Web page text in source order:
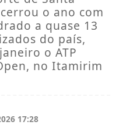
o ano com
a quase 13
do país,
o ATP
no Itamirim
17:28